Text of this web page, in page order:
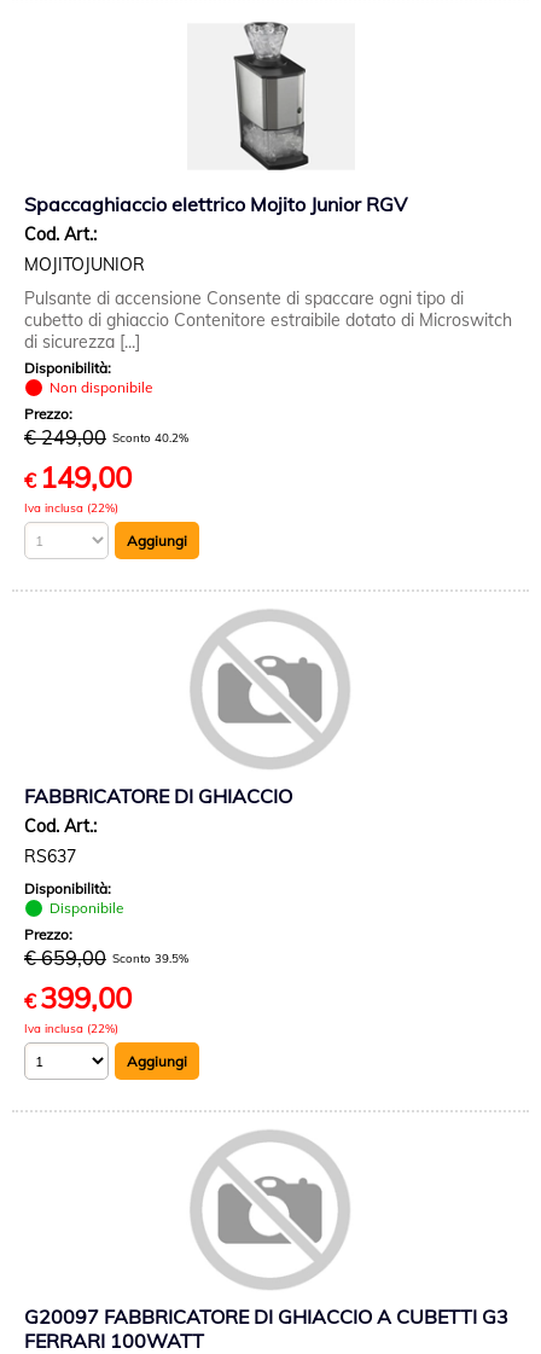
Spaccaghiaccio elettrico Mojito Junior RGV
Cod. Art.:
MOJITOJUNIOR
Pulsante di accensione Consente di spaccare ogni tipo di
cubetto di ghiaccio Contenitore estraibile dotato di Microswitch
di sicurezza [...]
Disponibilità:
Non disponibile
Prezzo:
€ 249,00 Sconto 40.2%
€ 149,00
Iva inclusa (22%)
FABBRICATORE DI GHIACCIO
Cod. Art.:
RS637
Disponibilità:
Disponibile
Prezzo:
€ 659,00 Sconto 39.5%
€ 399,00
Iva inclusa (22%)
G20097 FABBRICATORE DI GHIACCIO A CUBETTI G3
FERRARI 100WATT